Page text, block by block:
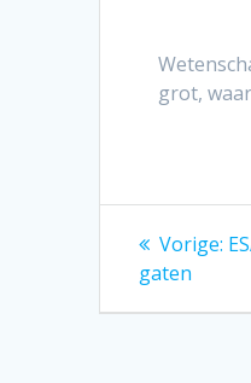
grot,
Vorige:
gaten